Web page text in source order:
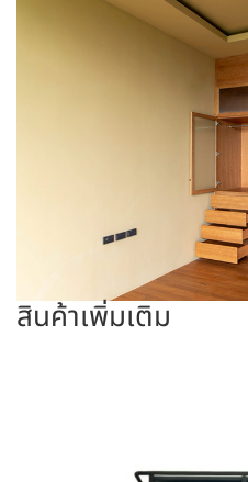
สินค้าเพิ่มเติม